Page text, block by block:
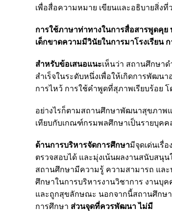
เพื่อสื่อความหมาย เขียนและอธิบายสิ่งที่
การใช้ภาษาท่าทางในการสื่อสารพูดคุ
เด็กขาดความมีวินัยในการมาโรงเรียน
สำหรับข้อเสนอแนะเห็นว่า สถานศึกษา
สำเร็จในระดับหนึ่งเพื่อให้เกิดการพัฒน
การไหว้ การใช้คำพูดที่สุภาพเรียบร้อย
อย่างไรก็ตามสถานศึกษาพัฒนาสุขภาพ
เทียบกับเกณฑ์กรมพลศึกษาเป็นรายบุค
ด้านการบริหารจัดการศึกษามีจุดเด่นเรื่
ตรวจสอบได้ และมุ่งเน้นผลงานสนับส
สถานศึกษามีความรู้ ความสามารถ แล
ศึกษาในการบริหารงานวิชาการ งานบุ
และถูกสุขลักษณะ นอกจากนี้สถานศึกษ
การศึกษา ส่วนจุดที่ควรพัฒนา ไม่มี